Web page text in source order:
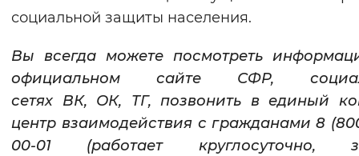
социальной защиты населения.
Вы всегда можете посмотреть
официальном сайте СФР,
сетях ВК, ОК, ТГ,позвонить в единый
центр взаимодействия с гражданами 8
00-01 (работает круглосуточно,